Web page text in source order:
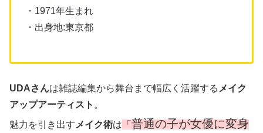
・1971年生まれ
・出身地:東京都
UDAさんは雑誌編集から舞台まで幅広く活躍する メイク
アップアーティスト 。
魅力を引き出す メイク術は 「 普通の子が女優に変身